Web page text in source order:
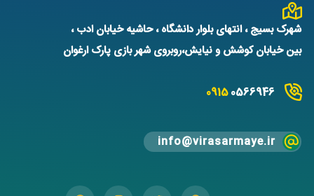
شهرک بسیج ، انتهای بلوار دانشگاه ، حاشیه خیابان ادب ،
بین خیابان کوشش و نیایش،روبروی شهر بازی پارک ارغوان
09150566946
info@virasarmaye.ir